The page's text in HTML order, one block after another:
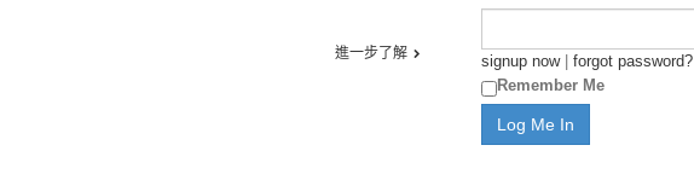
進一步了解 signup now| forgot password?
Remember Me